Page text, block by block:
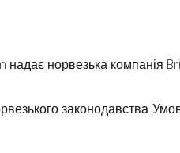
норвезька компанія
законодавства.